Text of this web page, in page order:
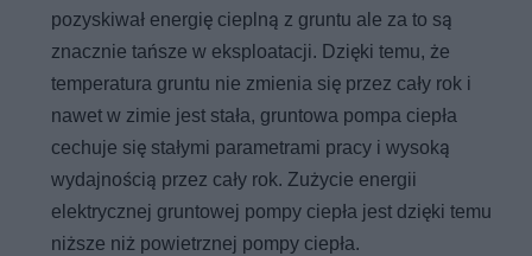
pozyskiwał energię cieplną z gruntu ale za to są
znacznie tańsze w eksploatacji. Dzięki temu, że
temperatura gruntu nie zmienia się przez cały rok i
nawet w zimie jest stała, gruntowa pompa ciepła
cechuje się stałymi parametrami pracy i wysoką
wydajnością przez cały rok. Zużycie energii
elektrycznej gruntowej pompy ciepła jest dzięki temu
niższe niż powietrznej pompy ciepła.